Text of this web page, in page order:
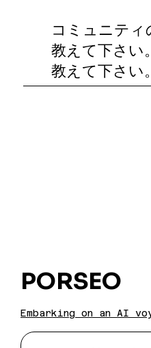
コミュニティ
教えて下さい
教えて下さい。
PORSEO
Embarking on an AI